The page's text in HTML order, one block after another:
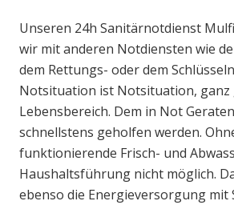
Unseren 24h Sanitärnotdienst
wir mit anderen Notdiensten wie
dem Rettungs- oder dem
Notsituation ist Notsituation, ganz
Lebensbereich. Dem in Not
schnellstens geholfen werden.
funktionierende Frisch- und
Haushaltsführung nicht möglich.
ebenso die Energieversorgung mit